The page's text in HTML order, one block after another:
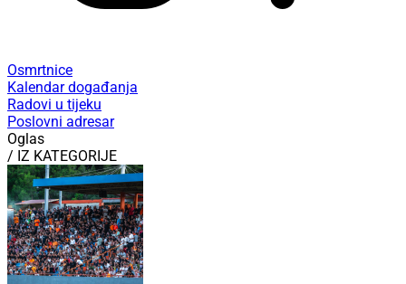
Osmrtnice
Kalendar događanja
Radovi u tijeku
Poslovni adresar
Oglas
/ IZ KATEGORIJE